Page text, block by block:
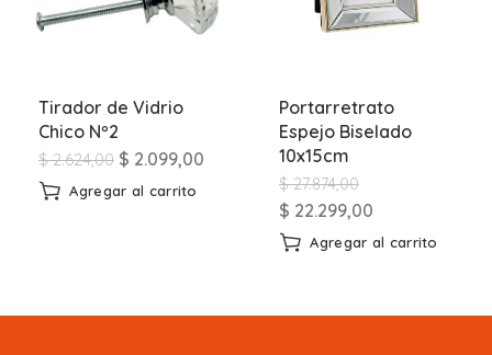
Tirador de Vidrio
Chico Nº2
$2.624,00 $ 2.099,00
Agregar al carrito
Portarretrato
Espejo Biselado
10x15cm
$27.874,00
$ 22.299,00
Agregar al carrito